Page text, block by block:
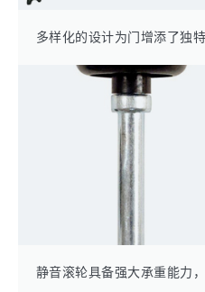
多样化的设计为门增添了独
静音滚轮具备强大承重能力